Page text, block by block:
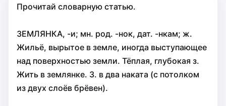
Прочитай словарную статью.
ЗЕМЛЯНКА, -и; мн. род. -нок, дат. -нкам; ж.
Жильё, вырытое в земле, иногда выступающее
над поверхностью земли. Тёплая, глубокая з.
Жить в землянке. З. в два наката (с потолком
из двух слоёв брёвен).